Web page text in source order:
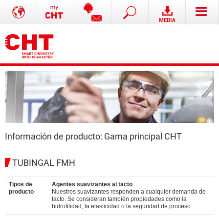
Información de producto: Gama principal CHT
TUBINGAL FMH
Tipos de
producto
Agentes suavizantes al tacto
Nuestros suavizantes responden a cualquier demanda de
tacto. Se consideran también propiedades como la
hidrofilidad, la elasticidad o la seguridad de proceso.